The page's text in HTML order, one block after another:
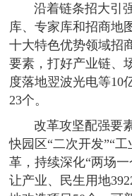
沿着链条招大引
库、专家库和招商地
十大特色优势领域招
要素，打好产业链、
度落地翌波光电等10
23个。
改革攻坚配强要
快园区“二次开发”“
革，持续深化“两场
让产业、民生用地